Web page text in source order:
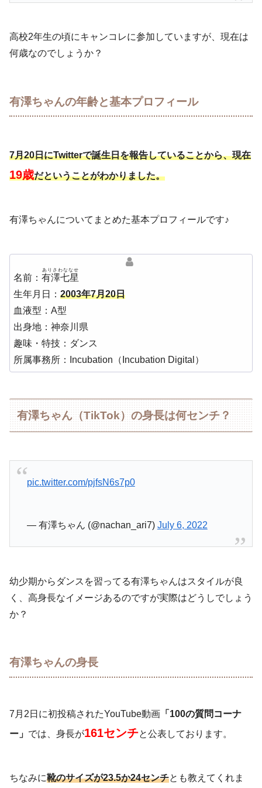
高校2年生の頃にキャンコレに参加していますが、現在は
何歳なのでしょうか？
有澤ちゃんの年齢と基本プロフィール
7月20日にTwitterで誕生日を報告していることから、現在
19歳だということがわかりました。
有澤ちゃんについてまとめた基本プロフィールです♪
名前： 有澤七星
ありさわななせ
生年月日： 2003年7月20日
血液型：A型
出身地：神奈川県
趣味・特技：ダンス
所属事務所：Incubation（Incubation Digital）
有澤ちゃん（TikTok）の身長は何センチ？
pic.twitter.com/pjfsN6s7p0
— 有澤ちゃん (@nachan_ari7) July 6, 2022
幼少期からダンスを習ってる有澤ちゃんはスタイルが良
く、高身長なイメージあるのですが実際はどうしでしょう
か？
有澤ちゃんの身長
7月2日に初投稿されたYouTube動画 「100の質問コーナ
ー」 では、身長が161センチと公表しております。
ちなみに靴のサイズが23.5か24センチとも教えてくれま